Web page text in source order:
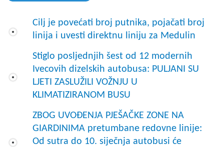
Cilj je povećati broj putnika, pojačati broj
linija i uvesti direktnu liniju za Medulin
Stiglo posljednjih šest od 12 modernih
Ivecovih dizelskih autobusa: PULJANI SU
LJETI ZASLUŽILI VOŽNJU U
KLIMATIZIRANOM BUSU
ZBOG UVOĐENJA PJEŠAČKE ZONE NA
GIARDINIMA pretumbane redovne linije:
Od sutra do 10. siječnja autobusi će